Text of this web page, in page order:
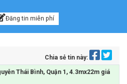
thông tin, tư vấn
Đăng tin miễn phí
Chia sẻ tin này:
Thái Bình, Quận 1, 4.3mx22m giá